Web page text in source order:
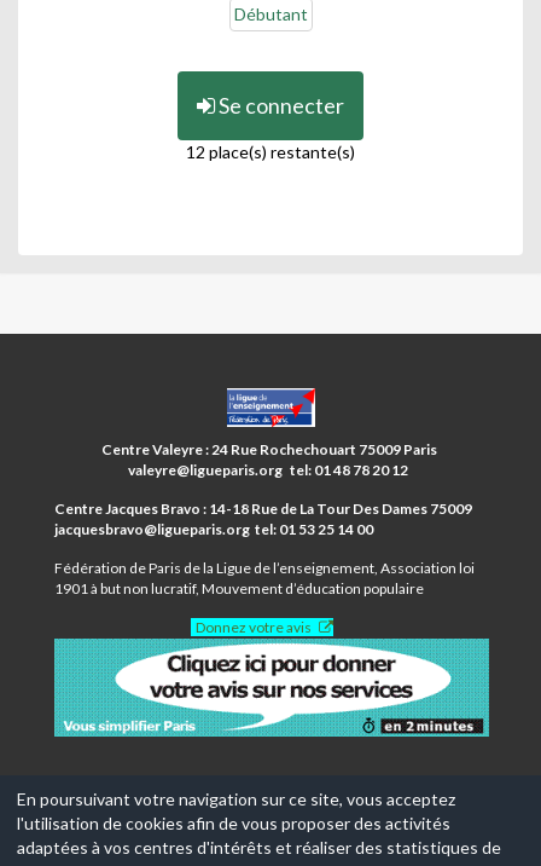
Débutant
Se connecter
12 place(s) restante(s)
CENTRES
PARIS
ANIM’
9ÈME
Centre Valeyre : 24 Rue Rochechouart 75009 Paris
valeyre@ligueparis.org tel: 01 48 78 20 12
Centre Jacques Bravo : 14-18 Rue de La Tour Des Dames 75009
jacquesbravo@ligueparis.org tel: 01 53 25 14 00
Fédération de Paris de la Ligue de l’enseignement, Association loi
1901 à but non lucratif, Mouvement d’éducation populaire
Donnez votre avis
© 2017-2026, Ce site est propulsé par Aniapps.fr
En poursuivant votre navigation sur ce site, vous acceptez
l'utilisation de cookies afin de vous proposer des activités
adaptées à vos centres d'intérêts et réaliser des statistiques de